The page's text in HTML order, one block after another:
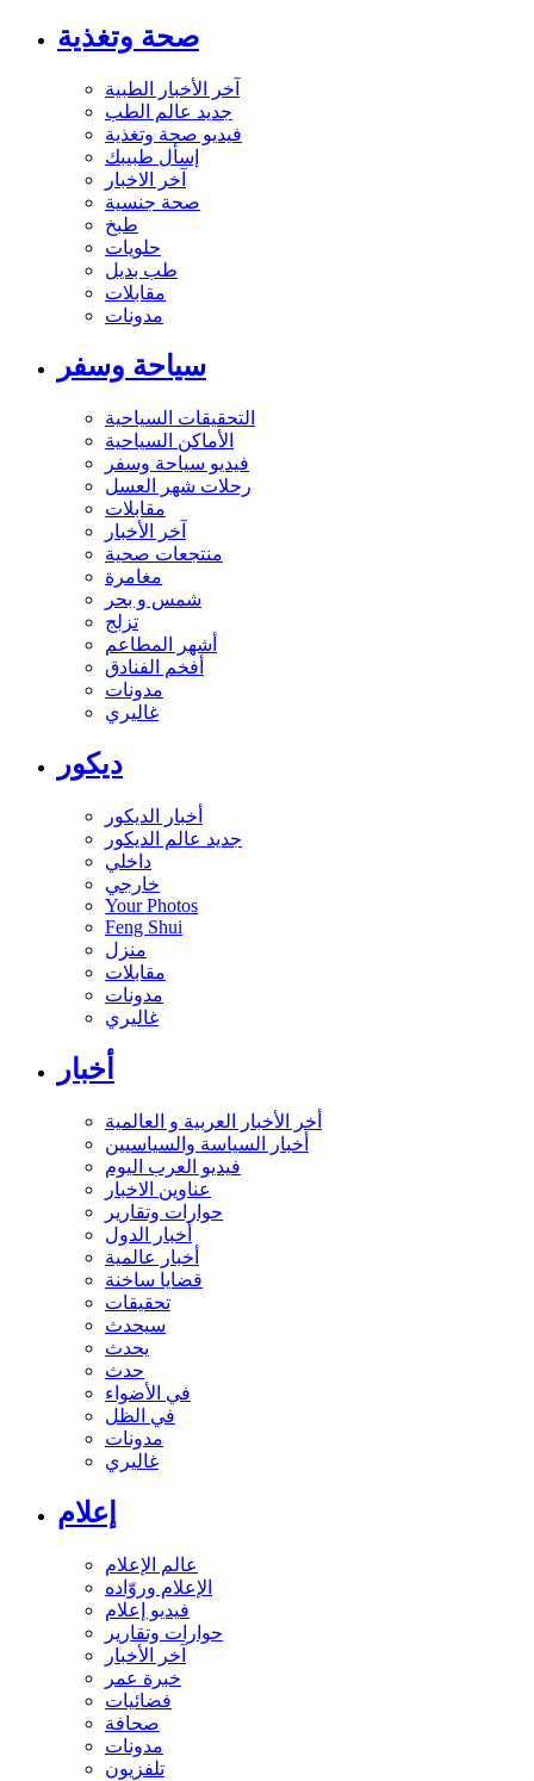
صحة وتغذية
آخر الأخبار الطبية
جديد عالم الطب
فيديو صحة وتغذية
إسأل طبيبك
آخر الاخبار
صحة جنسية
طبخ
حلويات
طب بديل
مقابلات
مدونات
سياحة وسفر
التحقيقات السياحية
الأماكن السياحية
فيديو سياحة وسفر
رحلات شهر العسل
مقابلات
آخر الأخبار
منتجعات صحية
مغامرة
شمس و بحر
تزلج
أشهر المطاعم
أفخم الفنادق
مدونات
غاليري
ديكور
أخبار الديكور
جديد عالم الديكور
داخلي
خارجي
Your Photos
Feng Shui
منزل
مقابلات
مدونات
غاليري
أخبار
أخر الأخبار العربية و العالمية
أخبار السياسة والسياسيين
فيديو العرب اليوم
عناوين الاخبار
حوارات وتقارير
أخبار الدول
أخبار عالمية
قضايا ساخنة
تحقيقات
سيحدث
يحدث
حدث
في الأضواء
في الظل
مدونات
غاليري
إعلام
عالم الإعلام
الإعلام وروّاده
فيديو إعلام
حوارات وتقارير
آخر الأخبار
خبرة عمر
فضائيات
صحافة
مدونات
تلفزيون